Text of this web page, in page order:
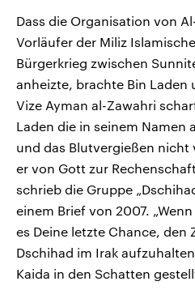
Dass die Organisation von
Vorläufer der Miliz
Bürgerkrieg zwischen
anheizte, brachte Bin Laden
Vize Ayman al-Zawahri
Laden die in seinem Namen
und das Blutvergießen
er von Gott zur
schrieb die Gruppe
einem Brief von 2007.
es Deine letzte Chance, den
Dschihad im Irak
Kaida in den Schatten